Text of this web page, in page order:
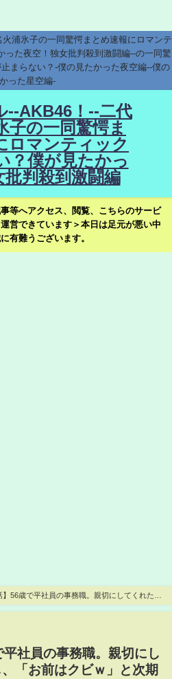
浦氷子の一同驚愕まとめ速報にロマンテ
った夜空！独女批判殺到激闘編--の一同驚
まらない？-僕の見たかった夜空編--僕の
った星空編-
--AKB46！--二代
子の一同驚愕ま
ロマンティック
？僕が見たかっ
批判殺到激闘編
等へアクセス、閲覧、こちらのサービ
営できています＞本日は足元が悪い中
有難うございます。
】56歳で平社員の事務職。親切にしてくれた社
長候補の年下上司に宣言された→すると秘書
平社員の事務職。親切にし
「お前はクビｗ」と次期